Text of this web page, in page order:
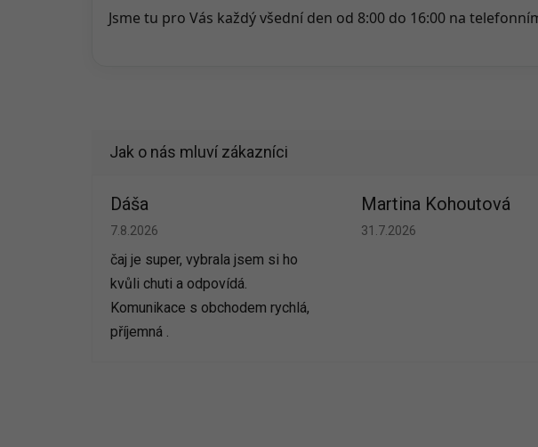
Jsme tu pro Vás každý všední den od 8:00 do 16:00 na
Dáša
Hodnocení obchodu je 5 z 5 hvězdiček.
7.8.2026
čaj je super, vybrala jsem si ho
kvůli chuti a odpovídá.
Komunikace s obchodem rychlá,
příjemná .
Martina Kohoutová
Hodnocení obchodu je 5 z 5
31.7.2026